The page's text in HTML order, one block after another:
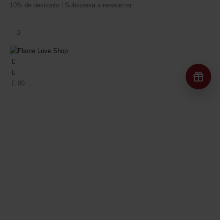
10% de desconto | Subscreva a newsletter
00